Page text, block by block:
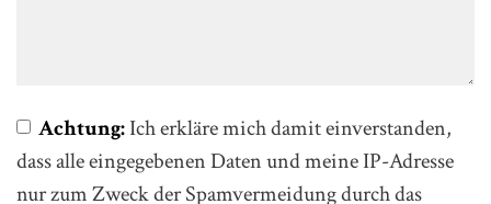
Achtung:Ich erkläre mich damit einverstanden,
dass alle eingegebenen Daten und meine IP-Adresse
nur zum Zweck der Spamvermeidung durch das